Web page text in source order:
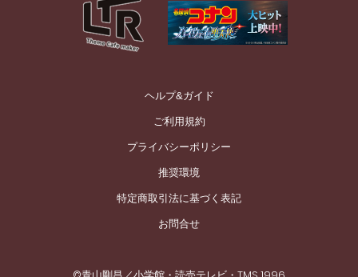
ヘルプ&ガイド
ご利用規約
プライバシーポリシー
推奨環境
特定商取引法に基づく表記
お問合せ